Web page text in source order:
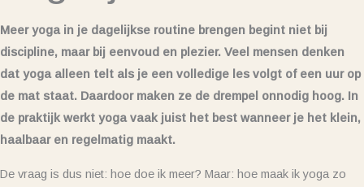
Meer yoga in je dagelijkse routine brengen begint niet bij
discipline, maar bij eenvoud en plezier. Veel mensen denken
dat yoga alleen telt als je een volledige les volgt of een uur op
de mat staat. Daardoor maken ze de drempel onnodig hoog. In
de praktijk werkt yoga vaak juist het best wanneer je het klein,
haalbaar en regelmatig maakt.
De vraag is dus niet: hoe doe ik meer? Maar: hoe maak ik yoga zo